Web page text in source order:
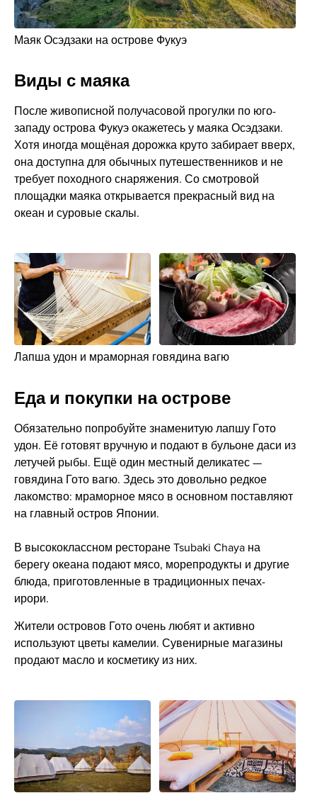
Маяк Осэдзаки на острове Фукуэ
Виды с маяка
После живописной получасовой прогулки по юго-
западу острова Фукуэ окажетесь у маяка Осэдзаки.
Хотя иногда мощёная дорожка круто забирает вверх,
она доступна для обычных путешественников и не
требует походного снаряжения. Со смотровой
площадки маяка открывается прекрасный вид на
океан и суровые скалы.
Лапша удон и мраморная говядина вагю
Еда и покупки на острове
Обязательно попробуйте знаменитую лапшу Гото
удон. Её готовят вручную и подают в бульоне даси из
летучей рыбы. Ещё один местный деликатес —
говядина Гото вагю. Здесь это довольно редкое
лакомство: мраморное мясо в основном поставляют
на главный остров Японии.
В высококлассном ресторане Tsubaki Chaya на
берегу океана подают мясо, морепродукты и другие
блюда, приготовленные в традиционных печах-
ирори.
Жители островов Гото очень любят и активно
используют цветы камелии. Сувенирные магазины
продают масло и косметику из них.